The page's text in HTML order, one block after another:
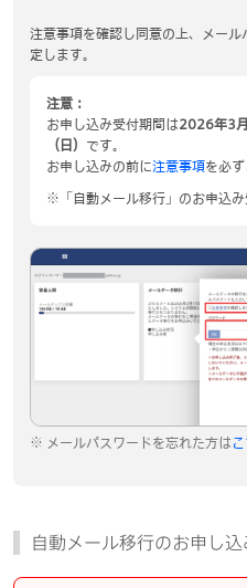
注意事項を確認し同意の上、メー
定します。
注意：
お申し込み受付期間は2026年3
（日） です。
お申し込みの前に注意事項を必ず
※「自動メール移行」のお申込み
メールパスワードを忘れた方は
自動メール移行のお申し込